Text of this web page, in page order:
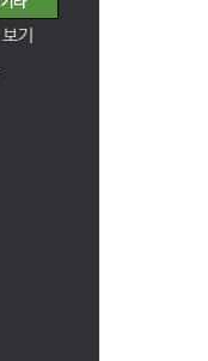
기